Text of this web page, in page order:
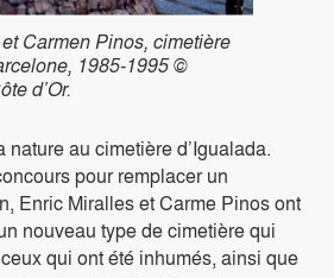
Carmen Pinos, cimetière
1985-1995 ©
d’Or.
au cimetière d’Igualada.
pour remplacer un
Enric Miralles et Carme Pinos ont
nouveau type de cimetière qui
qui ont été inhumés, ainsi que